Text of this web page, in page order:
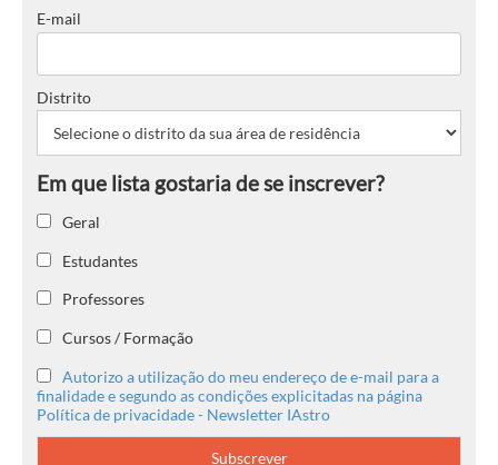
E-mail
Distrito
Geral
Estudantes
Professores
Cursos / Formação
Autorizo a utilização do meu endereço de e-mail para a
finalidade e segundo as condições explicitadas na página
Política de privacidade - Newsletter IAstro